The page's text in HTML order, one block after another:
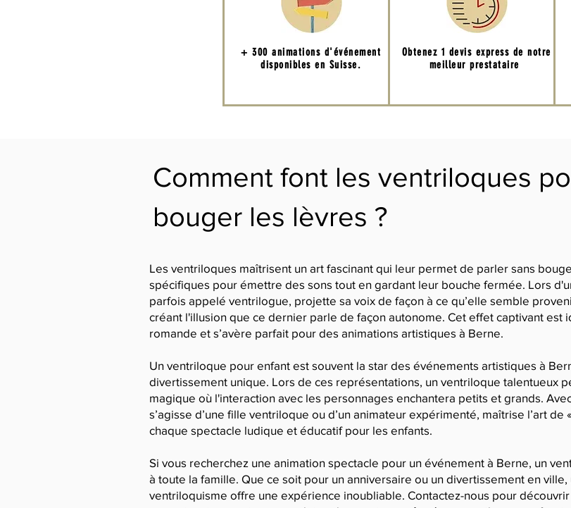
+ 300 animations d'événement
disponibles en Suisse.
Obtenez 1 devis express de notre
meilleur prestataire
Comment font les ventriloques
bouger les lèvres ?
Les ventriloques maîtrisent un art fascinant qui leur permet de parler sans
spécifiques pour émettre des sons tout en gardant leur bouche fermée. Lors
parfois appelé ventrilogue, projette sa voix de façon à ce qu’elle semble
créant l'illusion que ce dernier parle de façon autonome. Cet effet captivant est
romande et s’avère parfait pour des animations artistiques à Berne.
Un ventriloque pour enfant est souvent la star des événements artistiques à
divertissement unique. Lors de ces représentations, un ventriloque talentueux
magique où l'interaction avec les personnages enchantera petits et grands.
s’agisse d’une fille ventriloque ou d’un animateur expérimenté, maîtrise l’art
chaque spectacle ludique et éducatif pour les enfants.
Si vous recherchez une animation spectacle pour un événement à Berne, un
à toute la famille. Que ce soit pour un anniversaire ou un divertissement en
ventriloquisme offre une expérience inoubliable. Contactez-nous pour